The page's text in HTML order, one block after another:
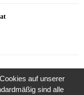
auf unserer
sind alle